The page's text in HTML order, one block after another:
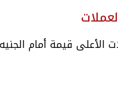
الأعلى قيمة أمام